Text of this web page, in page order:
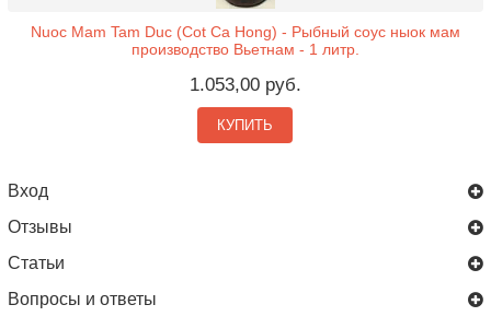
Nuoc Mam Tam Duc (Cot Ca Hong) - Рыбный соус ныок мам
производство Вьетнам - 1 литр.
1.053,00 руб.
КУПИТЬ
Вход
Отзывы
Статьи
Вопросы и ответы